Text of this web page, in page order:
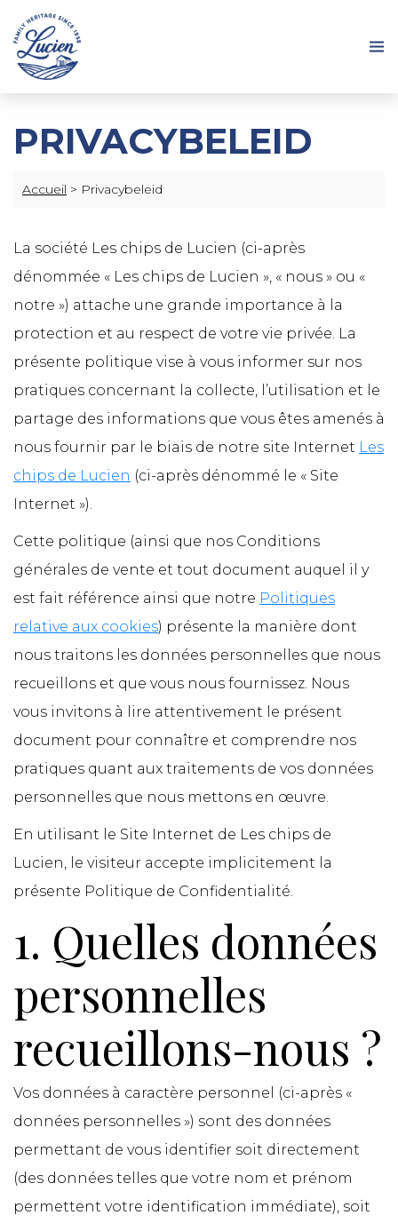
PRIVACYBELEID
Accueil > Privacybeleid
La société Les chips de Lucien (ci-après
dénommée « Les chips de Lucien », « nous » ou «
notre ») attache une grande importance à la
protection et au respect de votre vie privée. La
présente politique vise à vous informer sur nos
pratiques concernant la collecte, l’utilisation et le
partage des informations que vous êtes amenés à
nous fournir par le biais de notre site Internet Les
chips de Lucien (ci-après dénommé le « Site
Internet »).
Cette politique (ainsi que nos Conditions
générales de vente et tout document auquel il y
est fait référence ainsi que notre Politiques
relative aux cookies) présente la manière dont
nous traitons les données personnelles que nous
recueillons et que vous nous fournissez. Nous
vous invitons à lire attentivement le présent
document pour connaître et comprendre nos
pratiques quant aux traitements de vos données
personnelles que nous mettons en œuvre.
En utilisant le Site Internet de Les chips de
Lucien, le visiteur accepte implicitement la
présente Politique de Confidentialité.
1. Quelles données
personnelles
recueillons-nous ?
Vos données à caractère personnel (ci-après «
données personnelles ») sont des données
permettant de vous identifier soit directement
(des données telles que votre nom et prénom
permettent votre identification immédiate), soit